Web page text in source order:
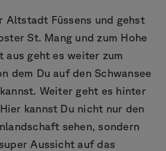
Altstadt Füssens und gehst
St. Mang und zum Hohe
aus geht es weiter zum
dem Du auf den Schwansee
Weiter geht es hinter
kannst Du nicht nur den
sehen, sondern
Aussicht auf das